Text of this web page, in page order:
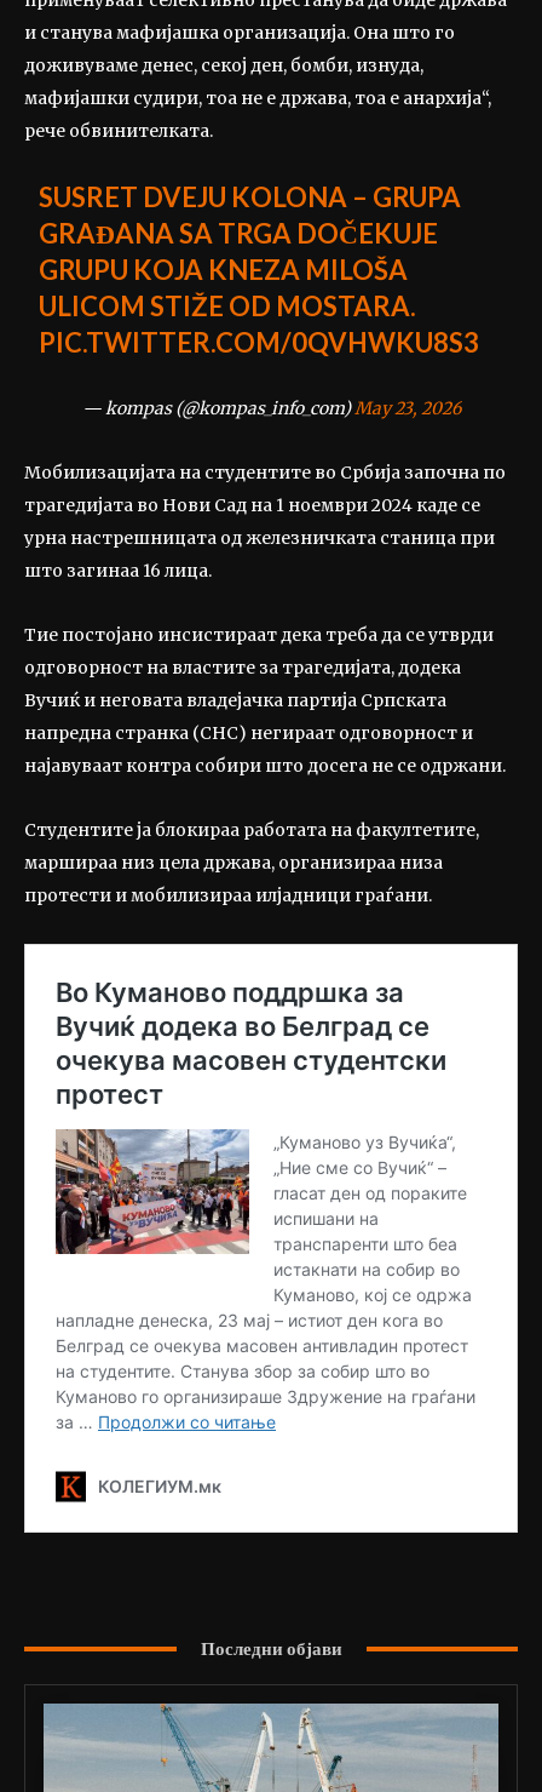
и станува мафијашка организација. Она што го
доживуваме денес, секој ден, бомби, изнуда,
мафијашки судири, тоа не е држава, тоа е анархија“,
рече обвинителката.
SUSRET DVEJU KOLONA – GRUPA
GRAĐANA SA TRGA DOČEKUJE
GRUPU KOJA KNEZA MILOŠA
ULICOM STIŽE OD MOSTARA.
PIC.TWITTER.COM/0QVHWKU8S3
— kompas (@kompas_info_com)May 23, 2026
Мобилизацијата на студентите во Србија започна по
трагедијата во Нови Сад на 1 ноември 2024 каде се
урна настрешницата од железничката станица при
што загинаа 16 лица.
Тие постојано инсистираат дека треба да се утврди
одговорност на властите за трагедијата, додека
Вучиќ и неговата владејачка партија Српската
напредна странка (СНС) негираат одговорност и
најавуваат контра собири што досега не се одржани.
Студентите ја блокираа работата на факултетите,
маршираа низ цела држава, организираа низа
протести и мобилизираа илјадници граѓани.
Последни објави